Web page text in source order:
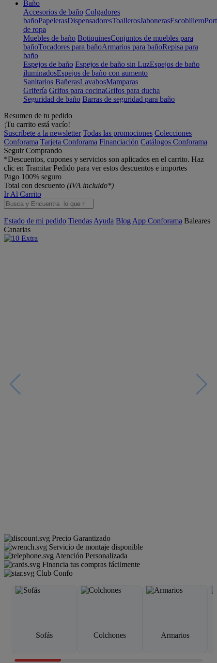
Baño
Accesorios de baño Colgadores
bañoPapelerasDispensadoresToallerosJabonerasEscobillero
de ropa
Muebles de baño BotiquinesConjuntos de muebles para
bañoTocadores para bañoArmarios para bañoRepisa para
baño
Espejos de baño Espejos de baño sin LuzEspejos de baño
iluminadosEspejos de baño con aumento
Sanitarios BañerasLavabosMamparas
Grifería Grifos para cocinaGrifos para ducha
Seguridad de baño Barras de seguridad para baño
Resumen de tu pedido
¡Tu carrito está vacío!
Suscríbete a la newsletter Todas las promociones Colecciones
Conforama Tarjeta Conforama Financiación Catálogos Conforama
Seguir Comprando
*Descuentos, cupones y servicios son aplicados en el carrito. Haz
clic en Tramitar Pedido para ver estos descuentos e importes
Pago 100% seguro
Total con descuento (IVA incluido*)
Ir Al Carrito
Estado de mi pedido Tiendas Ayuda Blog App Conforama Baleares
Canarias
Precio Garantizado
Servicio de montaje disponible
Atención Personalizada
Financia tus compras fácilmente
Club Confo
Sofás Colchones Armarios